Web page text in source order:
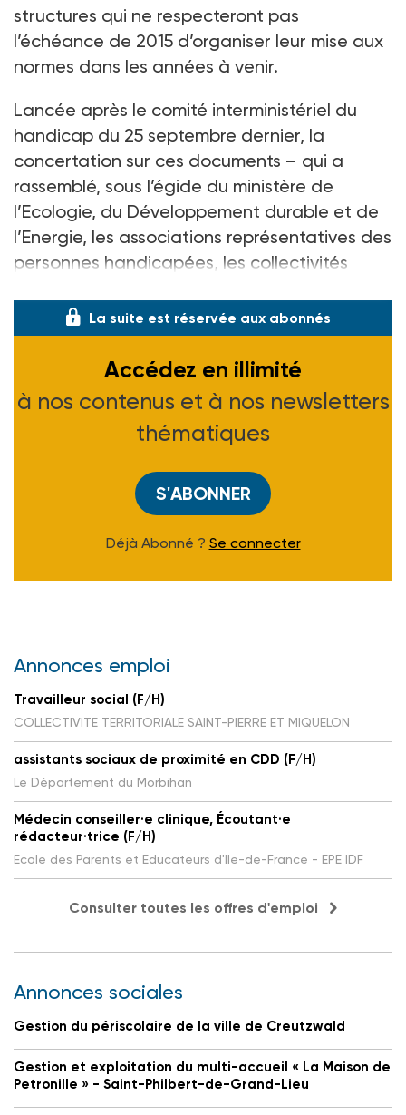
structures qui ne respecteront pas
l’échéance de 2015 d’organiser leur mise aux
normes dans les années à venir.
Lancée après le comité interministériel du
handicap du 25 septembre dernier, la
concertation sur ces documents – qui a
rassemblé, sous l’égide du ministère de
l’Ecologie, du Développement durable et de
l’Energie, les associations représentatives des
personnes handicapées, les collectivités
La suite est réservée aux abonnés
Accédez en illimité
à nos contenus et à nos newsletters
thématiques
S'ABONNER
Déjà Abonné ? Se connecter
Annonces emploi
Travailleur social (F/H)
COLLECTIVITE TERRITORIALE SAINT-PIERRE ET MIQUELON
assistants sociaux de proximité en CDD (F/H)
Le Département du Morbihan
Médecin conseiller·e clinique, Écoutant·e
rédacteur·trice (F/H)
Ecole des Parents et Educateurs d'Ile-de-France - EPE IDF
Consulter toutes les offres d'emploi
Annonces sociales
Gestion du périscolaire de la ville de Creutzwald
Gestion et exploitation du multi-accueil « La Maison de
Petronille » - Saint-Philbert-de-Grand-Lieu